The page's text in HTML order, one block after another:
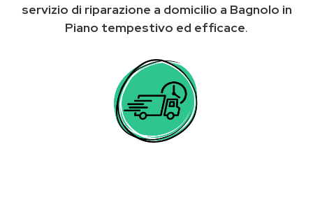
servizio di riparazione a domicilio a Bagnolo in
Piano tempestivo ed efficace.